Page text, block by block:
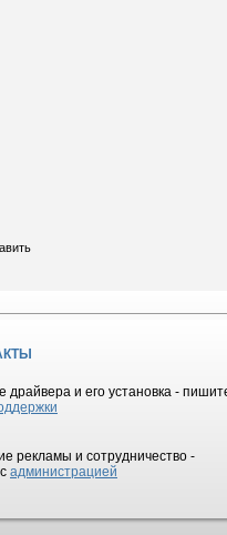
драйвера и его установка -
рекламы и сотрудничество -
администрацией